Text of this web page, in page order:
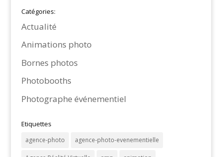
Catégories:
Actualité
Animations photo
Bornes photos
Photobooths
Photographe événementiel
Etiquettes
agence-photo agence-photo-evenementielle